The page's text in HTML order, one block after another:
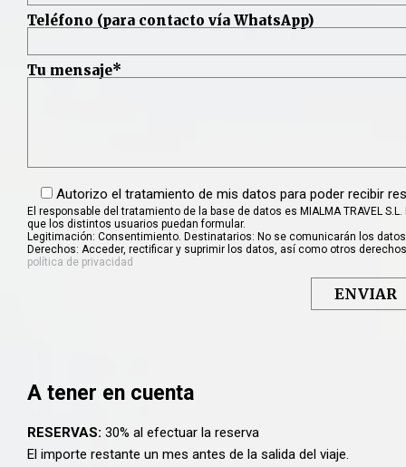
Teléfono (para contacto vía WhatsApp)
Tu mensaje*
Autorizo el tratamiento de mis datos para poder recibir
El responsable del tratamiento de la base de datos es MIALMA TRAVEL
que los distintos usuarios puedan formular.
Legitimación: Consentimiento. Destinatarios: No se comunicarán los
Derechos: Acceder, rectificar y suprimir los datos, así como otros
política de privacidad
A tener en cuenta
RESERVAS: 30% al efectuar la reserva
El importe restante un mes antes de la salida del viaje.